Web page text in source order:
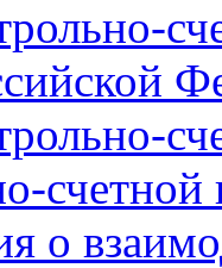
счетной
о